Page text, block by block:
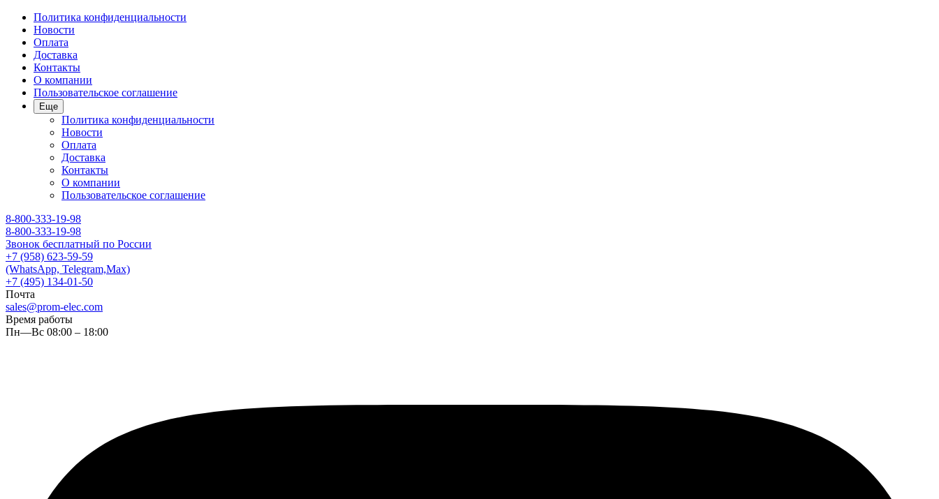
Политика конфиденциальности
Новости
Оплата
Доставка
Контакты
О компании
Пользовательское соглашение
Еще
Политика конфиденциальности
Новости
Оплата
Доставка
Контакты
О компании
Пользовательское соглашение
8-800-333-19-98
8-800-333-19-98
Звонок бесплатный по России
+7 (958) 623-59-59
(WhatsApp, Telegram,Max)
+7 (495) 134-01-50
Почта
sales@prom-elec.com
Время работы
Пн—Вс 08:00 – 18:00